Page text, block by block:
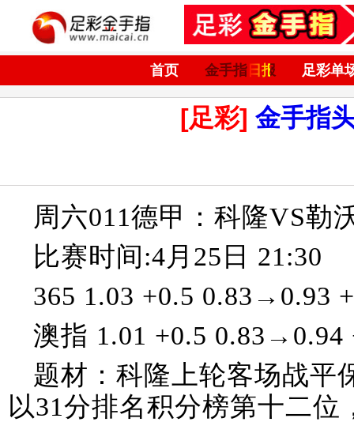
首页 金手指日报 足彩单
[足彩] 金手指
周六011德甲：科隆VS勒
比赛时间:4月25日 21:30
365 1.03 +0.5 0.83→0.93
澳指 1.01 +0.5 0.83→0.94
题材：科隆上轮客场战平
以31分排名积分榜第十二